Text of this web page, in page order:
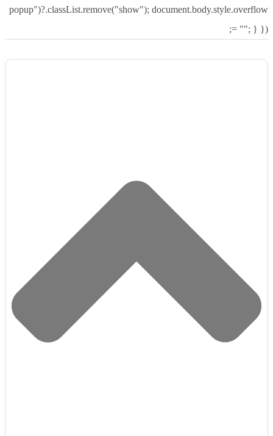
popup")?.classList.remove("show"); document.body.style.overflow
= ""; } });